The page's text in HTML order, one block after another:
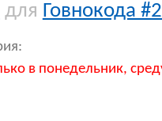
для Говнокода
в понедельник,